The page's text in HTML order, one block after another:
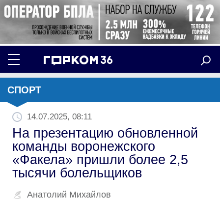
СПОРТ
14.07.2025, 08:11
На презентацию обновленной
команды воронежского
«Факела» пришли более 2,5
тысячи болельщиков
Анатолий Михайлов